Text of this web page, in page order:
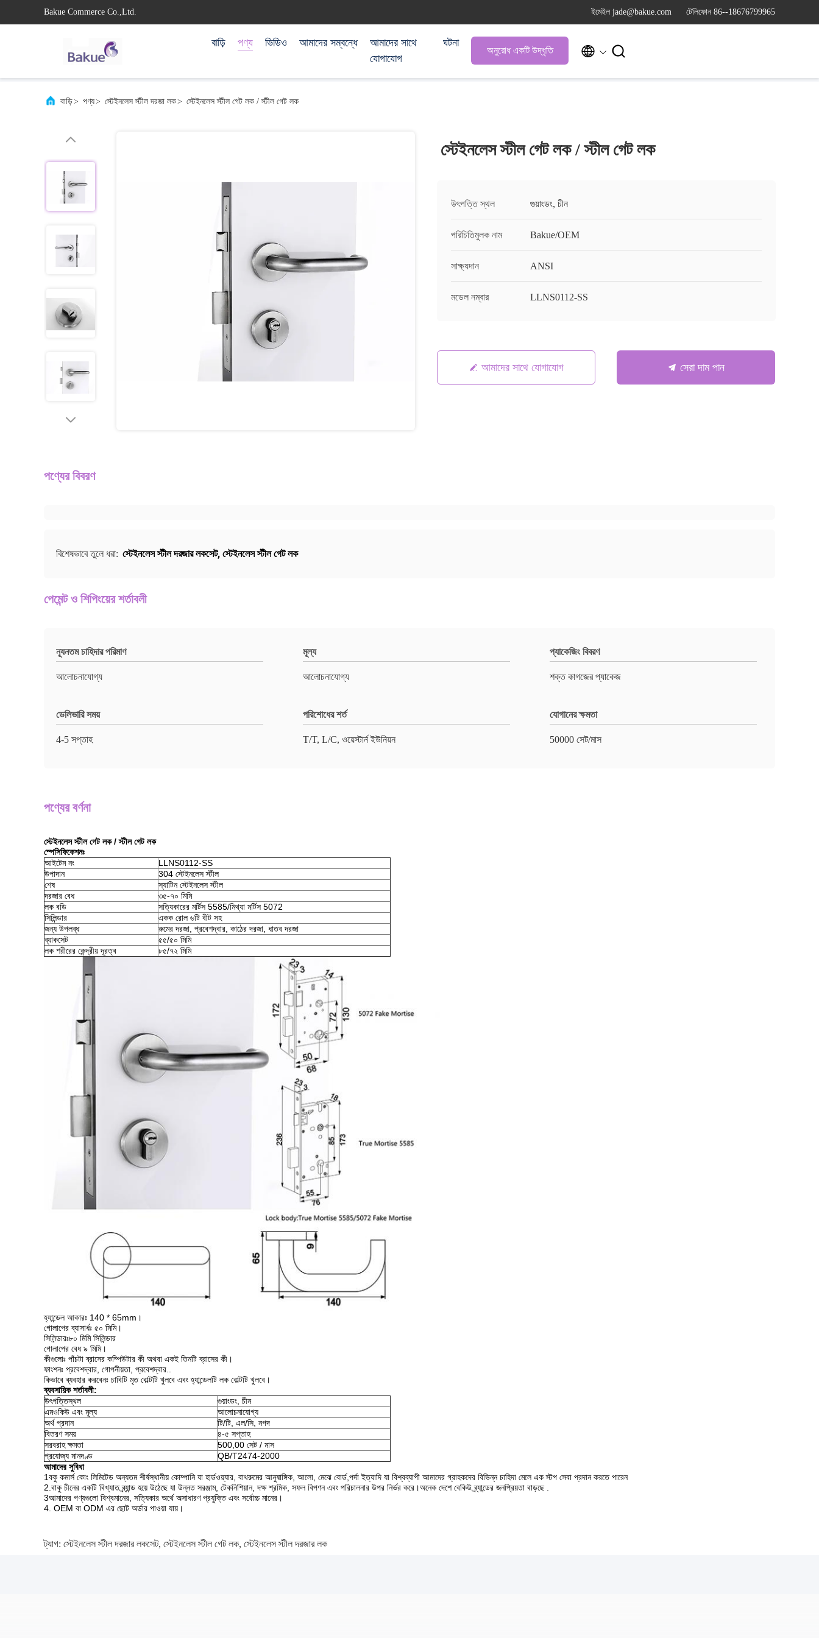
Bakue Commerce Co.,Ltd. ইমেইল jade@bakue.com টেলিফোন 86--18676799965
বাড়ি পণ্য ভিডিও আমাদের সম্বন্ধে
আমাদের সাথে
যোগাযোগ
ঘটনা
অনুরোধ একটি উদ্ধৃতি  
বাড়ি> পণ্য> স্টেইনলেস স্টীল দরজা লক> স্টেইনলেস স্টীল গেট লক / স্টীল গেট লক
স্টেইনলেস স্টীল গেট লক / স্টীল গেট লক
উৎপত্তি স্থল গুয়াংডং, চীন
পরিচিতিমুলক নাম Bakue/OEM
সাক্ষ্যদান ANSI
মডেল নম্বার LLNS0112-SS
আমাদের সাথে যোগাযোগ সেরা দাম পান
পণ্যের বিবরণ
বিশেষভাবে তুলে ধরা: স্টেইনলেস স্টীল দরজার লকসেট, স্টেইনলেস স্টীল গেট লক
পেমেন্ট ও শিপিংয়ের শর্তাবলী
ন্যূনতম চাহিদার পরিমাণ
আলোচনাযোগ্য
মূল্য
আলোচনাযোগ্য
প্যাকেজিং বিবরণ
শক্ত কাগজের প্যাকেজ
ডেলিভারি সময়
4-5 সপ্তাহ
পরিশোধের শর্ত
T/T, L/C, ওয়েস্টার্ন ইউনিয়ন
যোগানের ক্ষমতা
50000 সেট/মাস
পণ্যের বর্ণনা
স্টেইনলেস স্টীল গেট লক / স্টীল গেট লক
স্পেসিফিকেশনঃ
আইটেম নং
LLNS0112-SS
উপাদান
304 স্টেইনলেস স্টীল
শেষ
স্যাটিন স্টেইনলেস স্টীল
দরজার বেধ
৩৫-৭০ মিমি
লক বডি
সত্যিকারের মর্টিস 5585/মিথ্যা মর্টিস 5072
সিলিন্ডার
একক রোল ৬টি বীট সহ
জন্য উপলব্ধ
রুমের দরজা, প্রবেশদ্বার, কাঠের দরজা, ধাতব দরজা
ব্যাকসেট
৫৫/৫০ মিমি
লক শরীরের কেন্দ্রীয় দূরত্ব
৮৫/৭২ মিমি
হ্যান্ডেল আকারঃ 140 * 65mm।
গোলাপের ব্যাসার্ধঃ ৫০ মিমি।
সিলিন্ডারঃ৮০ মিমি সিলিন্ডার
গোলাপের বেধ ৯ মিমি।
কীগুলোঃ পাঁচটা ব্রাসের কম্পিউটার কী অথবা একই তিনটি ব্রাসের কী।
ফাংশনঃ প্রবেশদ্বার, গোপনীয়তা, প্রবেশদ্বার..
কিভাবে ব্যবহার করবেনঃ চাবিটি মৃত বোল্টটি খুলবে এবং হ্যান্ডেলটি লক বোল্টটি খুলবে।
ব্যবসায়িক শর্তাবলী:
উৎপত্তিস্থল
গুয়াংডং, চীন
এমওকিউ এবং মূল্য
আলোচনাযোগ্য
অর্থ প্রদান
টি/টি, এল/সি, নগদ
বিতরণ সময়
৪-৫ সপ্তাহ
সরবরাহ ক্ষমতা
500,00 সেট / মাস
প্রযোজ্য মানদণ্ড
QB/T2474-2000
আমাদের সুবিধা
1বকু কমার্স কোং লিমিটেড অন্যতম শীর্ষস্থানীয় কোম্পানি যা হার্ডওয়্যার, বাথরুমের আনুষাঙ্গিক, আলো, মেঝে বোর্ড,পর্দা ইত্যাদি যা বিশ্বব্যাপী আমাদের গ্রাহকদের বিভিন্ন চাহিদা মেলে এক স্টপ সেবা প্রদান করতে পারেন
2.বাকু চীনের একটি বিখ্যাত ব্র্যান্ড হয়ে উঠেছে যা উন্নত সরঞ্জাম, টেকনিশিয়ান, দক্ষ শ্রমিক, সফল বিপণন এবং পরিচালনার উপর নির্ভর করে।অনেক দেশে বেকিউ ব্র্যান্ডের জনপ্রিয়তা বাড়ছে .
3আমাদের পণ্যগুলো বিশ্বমানের, সত্যিকার অর্থে অসাধারণ প্রযুক্তি এবং সর্বোচ্চ মানের।
4. OEM বা ODM এর ছোট অর্ডার পাওয়া যায়।
ট্যাগ: স্টেইনলেস স্টীল দরজার লকসেট, স্টেইনলেস স্টীল গেট লক, স্টেইনলেস স্টীল দরজার লক